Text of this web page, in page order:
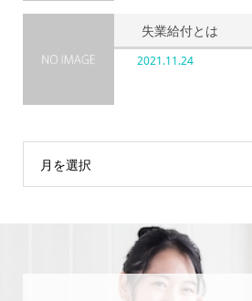
失業給付とは
2021.11.24
月を選択